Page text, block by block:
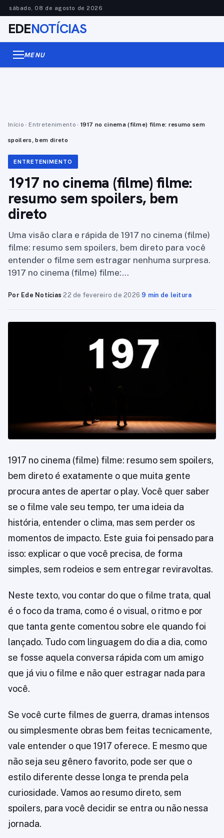
sábado, 08 de agosto de 2026
EDENOTÍCIAS
MENU
Início › Entretenimento › 1917 no cinema (filme) filme: resumo sem
spoilers, bem direto
ENTRETENIMENTO
1917 no cinema (filme) filme:
resumo sem spoilers, bem
direto
Uma visão clara e rápida de 1917 no cinema (filme)
filme: resumo sem spoilers, bem direto para você
entender o filme sem estragar nenhuma surpresa.
1917 no cinema (filme) filme:…
Por Ede Notícias·22 de fevereiro de 2026·9 min de leitura
1917 no cinema (filme) filme: resumo sem spoilers,
bem direto é exatamente o que muita gente
procura antes de apertar o play. Você quer saber
se o filme vale seu tempo, ter uma ideia da
história, entender o clima, mas sem perder os
momentos de impacto. Este guia foi pensado para
isso: explicar o que você precisa, de forma
simples, sem rodeios e sem entregar reviravoltas.
Neste texto, vou contar do que o filme trata, qual
é o foco da trama, como é o visual, o ritmo e por
que tanta gente comentou sobre ele quando foi
lançado. Tudo com linguagem do dia a dia, como
se fosse aquela conversa rápida com um amigo
que já viu o filme e não quer estragar nada para
você.
Se você curte filmes de guerra, dramas intensos
ou simplesmente obras bem feitas tecnicamente,
vale entender o que 1917 oferece. E mesmo que
não seja seu gênero favorito, pode ser que o
estilo diferente desse longa te prenda pela
curiosidade. Vamos ao resumo direto, sem
spoilers, para você decidir se entra ou não nessa
jornada.